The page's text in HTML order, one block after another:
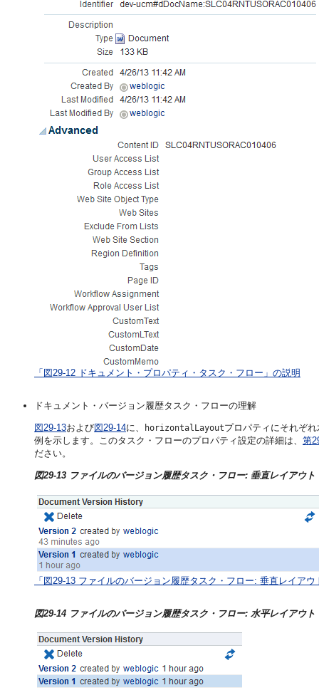
「図29-12 ドキュメント・プロパティ・タスク・フロー」の説明
ドキュメント・バージョン履歴タスク・フローの理解
図29-13および図29-14に、 horizontalLayoutプロパティにそれぞ
例を示します。このタスク・フローのプロパティ設定の詳細は、 第
ださい。
図29-13 ファイルのバージョン履歴タスク・フロー: 垂直レイアウト
「図29-13 ファイルのバージョン履歴タスク・フロー: 垂直レイアウ
図29-14 ファイルのバージョン履歴タスク・フロー: 水平レイアウト